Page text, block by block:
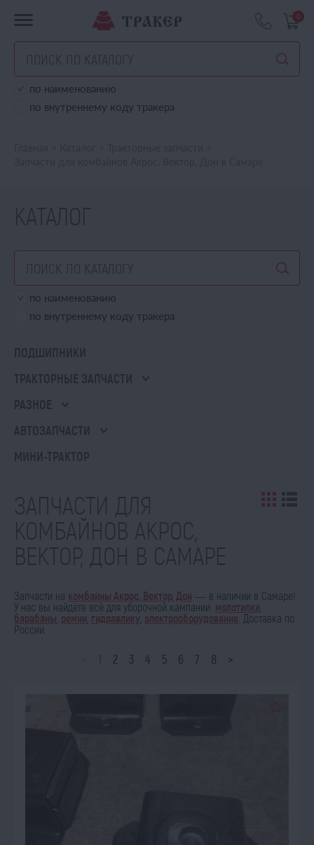
0
по наименованию
по внутреннему коду тракера
КАТАЛОГ
по наименованию
по внутреннему коду тракера
ПОДШИПНИКИ
ТРАКТОРНЫЕ ЗАПЧАСТИ
РАЗНОЕ
АВТОЗАПЧАСТИ
МИНИ-ТРАКТОР
ЗАПЧАСТИ ДЛЯ
КОМБАЙНОВ АКРОС,
ВЕКТОР, ДОН В САМАРЕ
Запчасти на комбайны Акрос, Вектор, Дон — в наличии в Самаре!
У нас вы найдёте всё для уборочной кампании: молотилки
барабаны ремни гидравлику электрооборудование . Доставка по
России.
1 2 3 4 5 6 7 8 >